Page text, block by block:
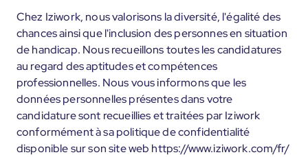
Chez Iziwork, nous valorisons la diversité, l'égalité des
chances ainsi que l'inclusion des personnes en situation
de handicap. Nous recueillons toutes les candidatures
au regard des aptitudes et compétences
professionnelles. Nous vous informons que les
données personnelles présentes dans votre
candidature sont recueillies et traitées par Iziwork
conformément à sa politique de confidentialité
disponible sur son site web https://www.iziwork.com/fr/